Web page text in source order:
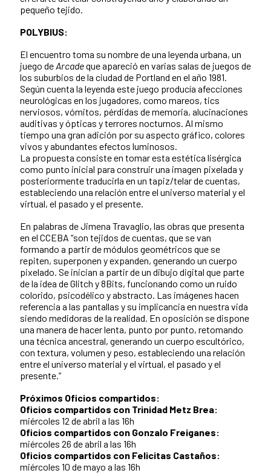
pequeño tejido.
POLYBIUS:
El encuentro toma su nombre de una leyenda urbana, un
juego de Arcadeque apareció en varias salas de juegos de
los suburbios de la ciudad de Portland en el año 1981.
Según cuenta la leyenda este juego producía afecciones
neurológicas en los jugadores, como mareos, tics
nerviosos, vómitos, pérdidas de memoria, alucinaciones
auditivas y ópticas y terrores nocturnos. Al mismo
tiempo una gran adición por su aspecto gráfico, colores
vivos y abundantes efectos luminosos.
La propuesta consiste en tomar esta estética lisérgica
como punto inicial para construir una imagen pixelada y
posteriormente traducirla en un tapiz/telar de cuentas,
estableciendo una relación entre el universo material y el
virtual, el pasado y el presente.
En palabras de Jimena Travaglio, las obras que presenta
en el CCEBA “son tejidos de cuentas, que se van
formando a partir de módulos geométricos que se
repiten, superponen y expanden, generando un cuerpo
pixelado. Se inician a partir de un dibujo digital que parte
de la idea de Glitch y 8Bits, funcionando como un ruido
colorido, psicodélico y abstracto. Las imágenes hacen
referencia a las pantallas y su implicancia en nuestra vida
siendo medidoras de la realidad. En oposición se dispone
una manera de hacer lenta, punto por punto, retomando
una técnica ancestral, generando un cuerpo escultórico,
con textura, volumen y peso, estableciendo una relación
entre el universo material y el virtual, el pasado y el
presente.”
Próximos Oficios compartidos:
Oficios compartidos con Trinidad Metz Brea:
miércoles 12 de abril a las 16h
Oficios compartidos con Gonzalo Freiganes:
miércoles 26 de abril a las 16h
Oficios compartidos con Felicitas Castaños:
miércoles 10 de mayo a las 16h